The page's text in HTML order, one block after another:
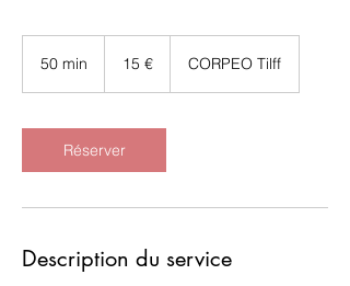
50 min
i
n
15 € CORPEO Tilff
Réserver
Description du service